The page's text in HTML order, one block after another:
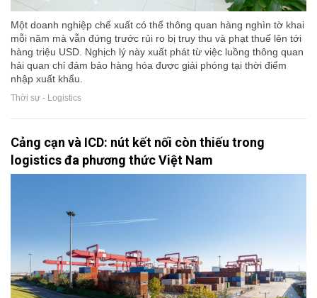
Một doanh nghiệp chế xuất có thể thông quan hàng nghìn tờ khai
mỗi năm mà vẫn đứng trước rủi ro bị truy thu và phạt thuế lên tới
hàng triệu USD. Nghịch lý này xuất phát từ việc luồng thông quan
hải quan chỉ đảm bảo hàng hóa được giải phóng tại thời điểm
nhập xuất khẩu.
Thời sự - Logistics
Cảng cạn và ICD: nút kết nối còn thiếu trong
logistics đa phương thức Việt Nam